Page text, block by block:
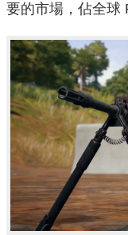
要的市場，佔全球